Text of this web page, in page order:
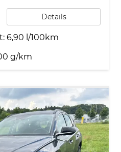
Details
6,90 l/100km
g/km